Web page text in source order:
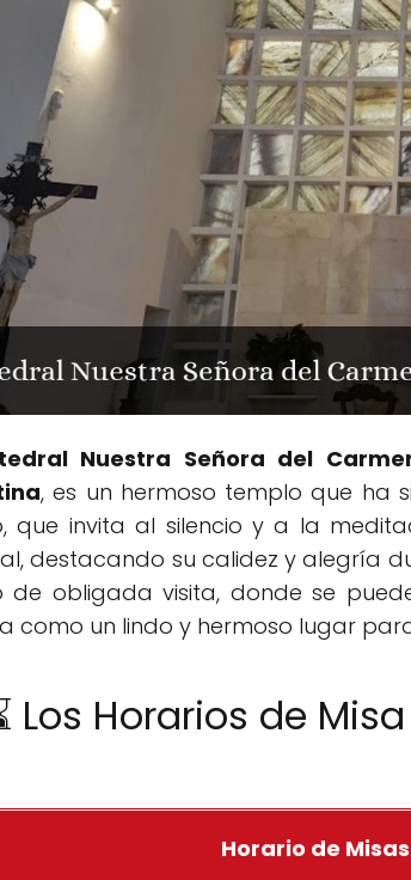
Nuestra Señora del
, es un hermoso templo que ha
que invita al silencio y a la
destacando su calidez y alegría
de obligada visita, donde se
como un lindo y hermoso lugar
Los Horarios de
Horario de